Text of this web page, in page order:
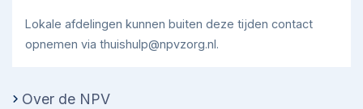
Lokale afdelingen kunnen buiten deze tijden contact
opnemen via thuishulp@npvzorg.nl.
Over de NPV